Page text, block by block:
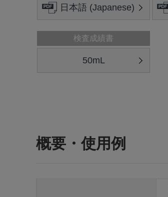
日本語 (Japanese)
検査成績書
50mL
概要・使用例